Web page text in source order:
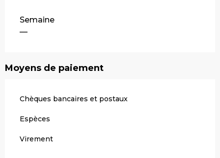
Tarifs 2026
Semaine
—
Moyens de paiement
Chèques bancaires et postaux
Espèces
Virement